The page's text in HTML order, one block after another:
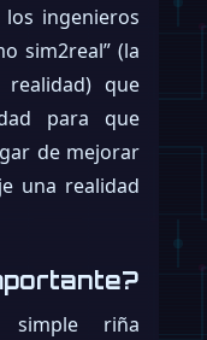
los ingenieros
sim2real” (la
que
para que
de mejorar
una realidad
riña